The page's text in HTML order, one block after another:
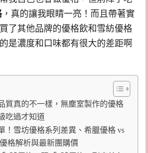
，真的讓我眼睛一亮！而且帶著實
了其他品牌的優格飲和雪紡優格
是濃度和口味都有很大的差距啊
質真的不一樣，無塵室製作的優格
吃過才知道
！雪坊優格系列差異、希臘優格 vs
格解析與最新團購價